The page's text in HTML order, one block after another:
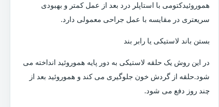
هموروئیدکتومی با استاپلر درد بعد از عمل کمتر و بهبودی
سریعتری در مقایسه با عمل جراحی معمولی دارد.
بستن باند لاستیکی یا رابر بند
در این روش یک حلقه لاستیکی به دور پایه هموروئید انداخته می
شود.حلقه از گردش خون جلوگیری می کند و هموروئید بعد از
چند روز دفع می شود.